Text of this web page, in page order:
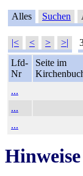
Alles Suchen
|< < > >|
Lfd-
Nr
Seite im
...
...
...